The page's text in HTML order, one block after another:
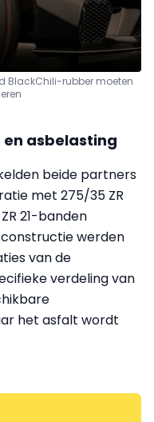
BlackChili-rubber moeten
asbelasting
beide partners
met 275/35 ZR
21-banden
werden
van de
verdeling van
het asfalt wordt